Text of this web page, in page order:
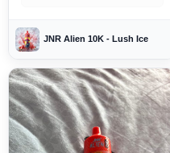
JNR Alien 10K - Lush Ice